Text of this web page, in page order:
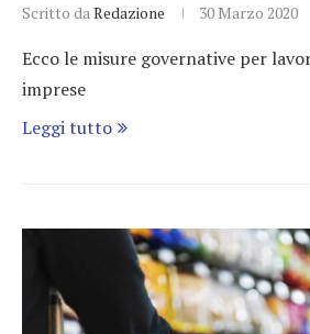
Scritto da Redazione 30 Marzo 2020
Ecco le misure governative per
imprese
Leggi tutto